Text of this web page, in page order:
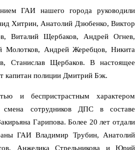
ГАИ нашего города руководили
Хитрин, Анатолий Дзюбенко, Виктор
Виталий Щербаков, Андрей Огнев,
Молотков, Андрей Жеребцов, Никита
Станислав Щербаков. В настоящее
капитан полиции Дмитрий Бэк.
и беспристрастным характером
смена сотрудников ДПС в составе
Гарипова. Более 20 лет отдали
ГАИ Владимир Трубин, Анатолий
Анжелика Стрельникова и Юрий